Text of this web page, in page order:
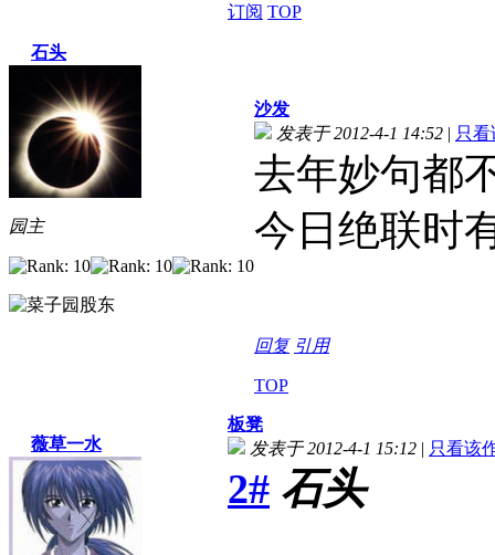
订阅 TOP
石头
园主
沙发
发表于 2012-4-1 14:52 | 只
去年妙句都
今日绝联时
回复 引用
TOP
薇草一水
板凳
发表于 2012-4-1 15:12 | 只看该
2# 石头